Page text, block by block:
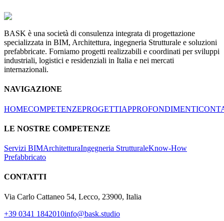
BASK è una società di consulenza integrata di progettazione
specializzata in BIM, Architettura, ingegneria Strutturale e soluzioni
prefabbricate. Forniamo progetti realizzabili e coordinati per sviluppi
industriali, logistici e residenziali in Italia e nei mercati
internazionali.
NAVIGAZIONE
HOMECOMPETENZEPROGETTIAPPROFONDIMENTI
LE NOSTRE COMPETENZE
Servizi BIMArchitetturaIngegneria StrutturaleKnow-How
Prefabbricato
CONTATTI
Via Carlo Cattaneo 54, Lecco, 23900, Italia
+39 0341 1842010info@bask.studio